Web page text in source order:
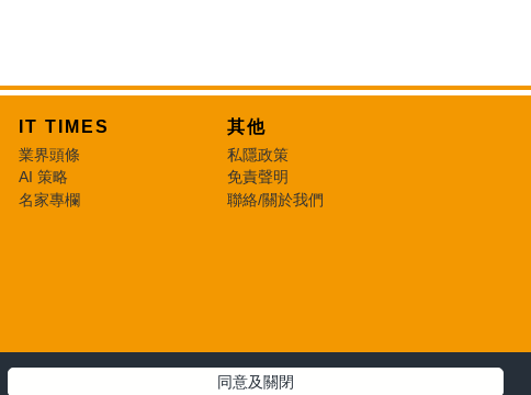
IT TIMES
業界頭條
AI 策略
名家專欄
其他
私隱政策
免責聲明
聯絡/關於我們
同意及關閉